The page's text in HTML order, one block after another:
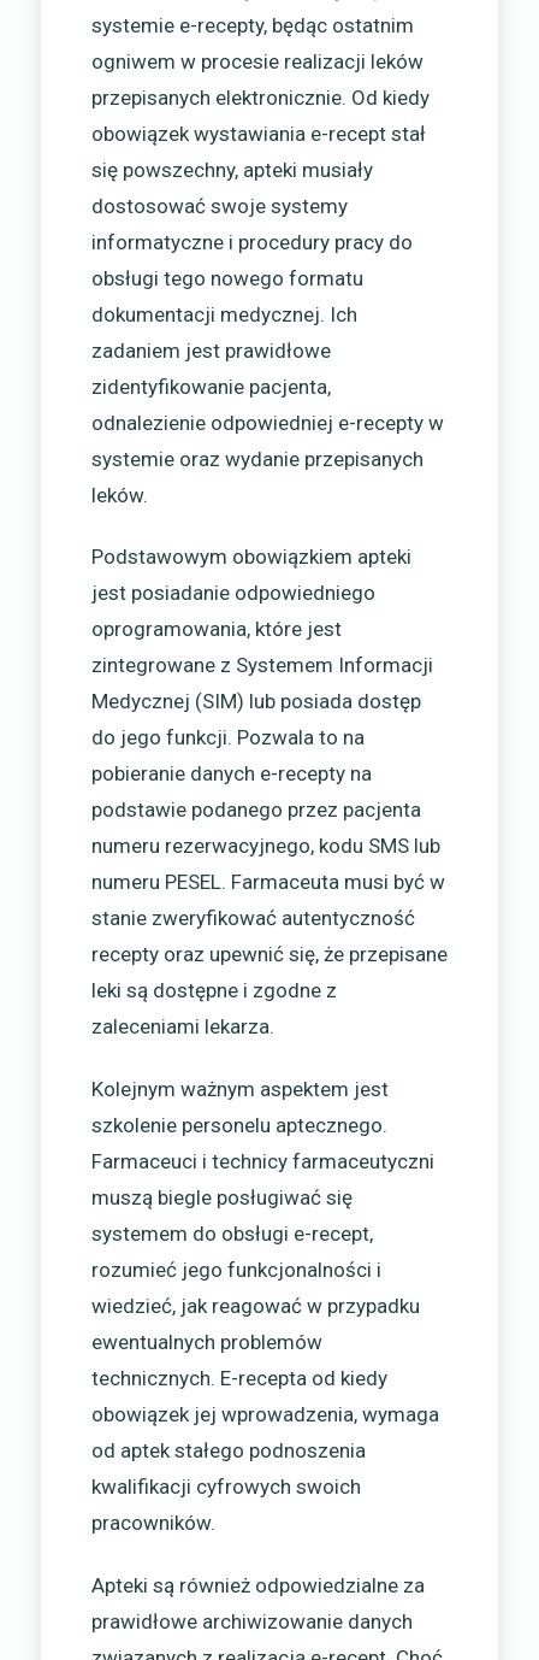
systemie e-recepty, będąc ostatnim
ogniwem w procesie realizacji leków
przepisanych elektronicznie. Od kiedy
obowiązek wystawiania e-recept stał
się powszechny, apteki musiały
dostosować swoje systemy
informatyczne i procedury pracy do
obsługi tego nowego formatu
dokumentacji medycznej. Ich
zadaniem jest prawidłowe
zidentyfikowanie pacjenta,
odnalezienie odpowiedniej e-recepty w
systemie oraz wydanie przepisanych
leków.
Podstawowym obowiązkiem apteki
jest posiadanie odpowiedniego
oprogramowania, które jest
zintegrowane z Systemem Informacji
Medycznej (SIM) lub posiada dostęp
do jego funkcji. Pozwala to na
pobieranie danych e-recepty na
podstawie podanego przez pacjenta
numeru rezerwacyjnego, kodu SMS lub
numeru PESEL. Farmaceuta musi być w
stanie zweryfikować autentyczność
recepty oraz upewnić się, że przepisane
leki są dostępne i zgodne z
zaleceniami lekarza.
Kolejnym ważnym aspektem jest
szkolenie personelu aptecznego.
Farmaceuci i technicy farmaceutyczni
muszą biegle posługiwać się
systemem do obsługi e-recept,
rozumieć jego funkcjonalności i
wiedzieć, jak reagować w przypadku
ewentualnych problemów
technicznych. E-recepta od kiedy
obowiązek jej wprowadzenia, wymaga
od aptek stałego podnoszenia
kwalifikacji cyfrowych swoich
pracowników.
Apteki są również odpowiedzialne za
prawidłowe archiwizowanie danych